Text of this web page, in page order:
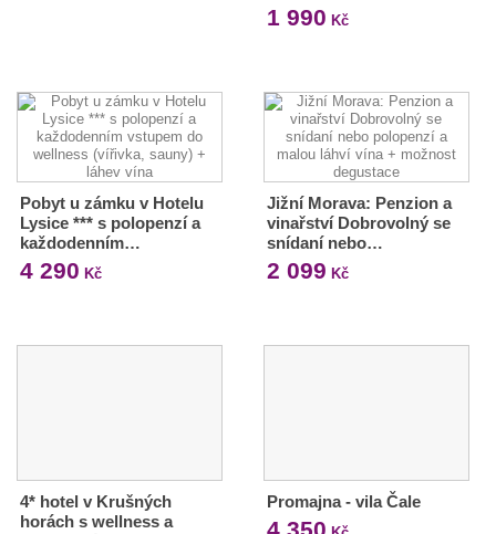
1 990 Kč
Pobyt u zámku v Hotelu
Lysice *** s polopenzí a
každodenním…
4 290 Kč
Jižní Morava: Penzion a
vinařství Dobrovolný se
snídaní nebo…
2 099 Kč
4* hotel v Krušných
horách s wellness a
Promajna - vila Čale